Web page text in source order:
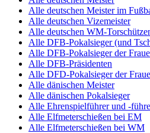
Alle deutschen Meister im
Alle deutschen Vizemeister
Alle deutschen WM-
Alle DFB-Pokalsieger (und
Alle DFB-Pokalsieger der
Alle DFB-Präsidenten
Alle DFD-Pokalsieger der
Alle dänischen Meister
Alle dänischen Pokalsieger
Alle Ehrenspielführer und -
Alle Elfmeterschießen bei EM
Alle Elfmeterschießen bei WM